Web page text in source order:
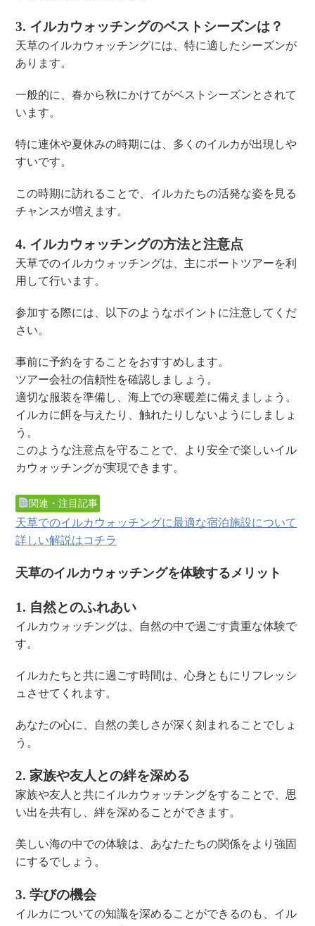
3. イルカウォッチングのベストシーズンは？
天草のイルカウォッチングには、特に適したシーズンが
あります。
一般的に、春から秋にかけてがベストシーズンとされて
います。
特に連休や夏休みの時期には、多くのイルカが出現しや
すいです。
この時期に訪れることで、イルカたちの活発な姿を見る
チャンスが増えます。
4. イルカウォッチングの方法と注意点
天草でのイルカウォッチングは、主にボートツアーを利
用して行います。
参加する際には、以下のようなポイントに注意してくだ
さい。
事前に予約をすることをおすすめします。
ツアー会社の信頼性を確認しましょう。
適切な服装を準備し、海上での寒暖差に備えましょう。
イルカに餌を与えたり、触れたりしないようにしましょ
う。
このような注意点を守ることで、より安全で楽しいイル
カウォッチングが実現できます。
関連・注目記事
天草でのイルカウォッチングに最適な宿泊施設について
詳しい解説はコチラ
天草のイルカウォッチングを体験するメリット
1. 自然とのふれあい
イルカウォッチングは、自然の中で過ごす貴重な体験で
す。
イルカたちと共に過ごす時間は、心身ともにリフレッシ
ュさせてくれます。
あなたの心に、自然の美しさが深く刻まれることでしょ
う。
2. 家族や友人との絆を深める
家族や友人と共にイルカウォッチングをすることで、思
い出を共有し、絆を深めることができます。
美しい海の中での体験は、あなたたちの関係をより強固
にするでしょう。
3. 学びの機会
イルカについての知識を深めることができるのも、イル